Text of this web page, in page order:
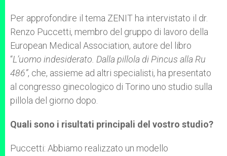
Per approfondire il tema ZENIT ha intervistato il dr.
Renzo Puccetti, membro del gruppo di lavoro della
European Medical Association, autore del libro
“L’uomo indesiderato. Dalla pillola di Pincus alla Ru
486”, che, assieme ad altri specialisti, ha presentato
al congresso ginecologico di Torino uno studio sulla
pillola del giorno dopo.
Quali sono i risultati principali del vostro studio?
Puccetti: Abbiamo realizzato un modello